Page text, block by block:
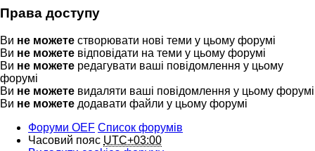
Права доступу
Ви не можете створювати нові теми у цьому форумі
Ви не можете відповідати на теми у цьому форумі
Ви не можете редагувати ваші повідомлення у цьому
форумі
Ви не можете видаляти ваші повідомлення у цьому форумі
Ви не можете додавати файли у цьому форумі
Форуми OEF Список форумів
Часовий пояс UTC+03:00